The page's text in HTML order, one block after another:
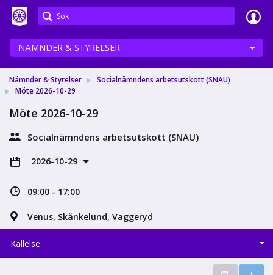
Meetings+
NÄMNDER & STYRELSER
Nämnder & Styrelser
Socialnämndens arbetsutskott (SNAU)
Möte 2026-10-29
Möte 2026-10-29
Socialnämndens arbetsutskott (SNAU)
2026-10-29
09:00 - 17:00
Venus, Skänkelund, Vaggeryd
Kallelse